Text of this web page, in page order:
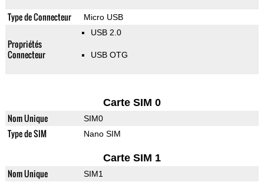
Type de Connecteur Micro USB
Propriétés
Connecteur
USB 2.0
USB OTG
Carte SIM 0
Nom Unique SIM0
Type de SIM Nano SIM
Carte SIM 1
Nom Unique SIM1